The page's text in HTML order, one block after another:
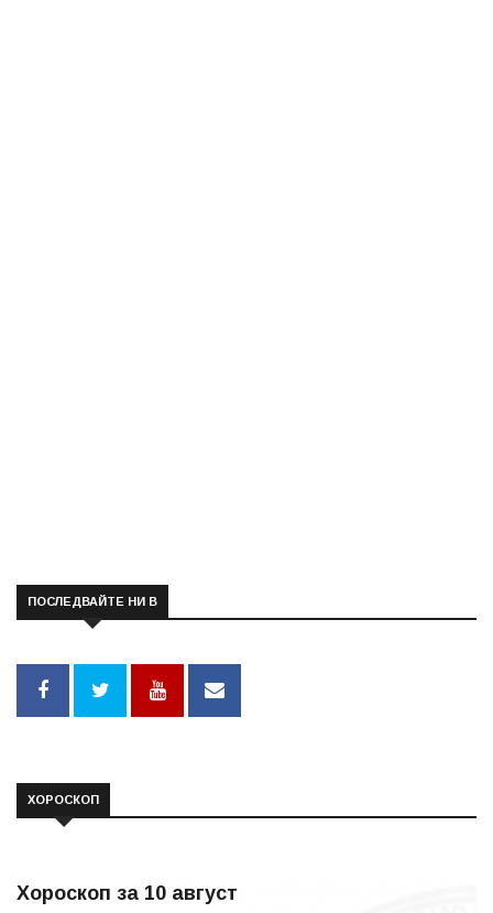
ПОСЛЕДВАЙТЕ НИ В
ХОРОСКОП
Хороскоп за 10 август